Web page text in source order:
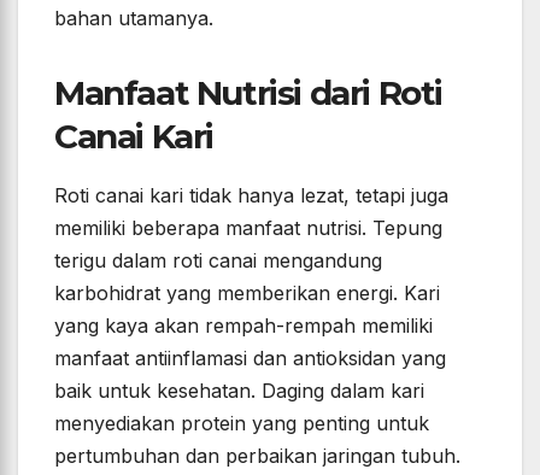
bahan utamanya.
Manfaat Nutrisi dari Roti
Canai Kari
Roti canai kari tidak hanya lezat, tetapi juga
memiliki beberapa manfaat nutrisi. Tepung
terigu dalam roti canai mengandung
karbohidrat yang memberikan energi. Kari
yang kaya akan rempah-rempah memiliki
manfaat antiinflamasi dan antioksidan yang
baik untuk kesehatan. Daging dalam kari
menyediakan protein yang penting untuk
pertumbuhan dan perbaikan jaringan tubuh.